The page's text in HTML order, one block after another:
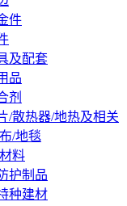
件
及配套
品
剂
/散热器/地热及相关
/地毯
料
护制品
种建材